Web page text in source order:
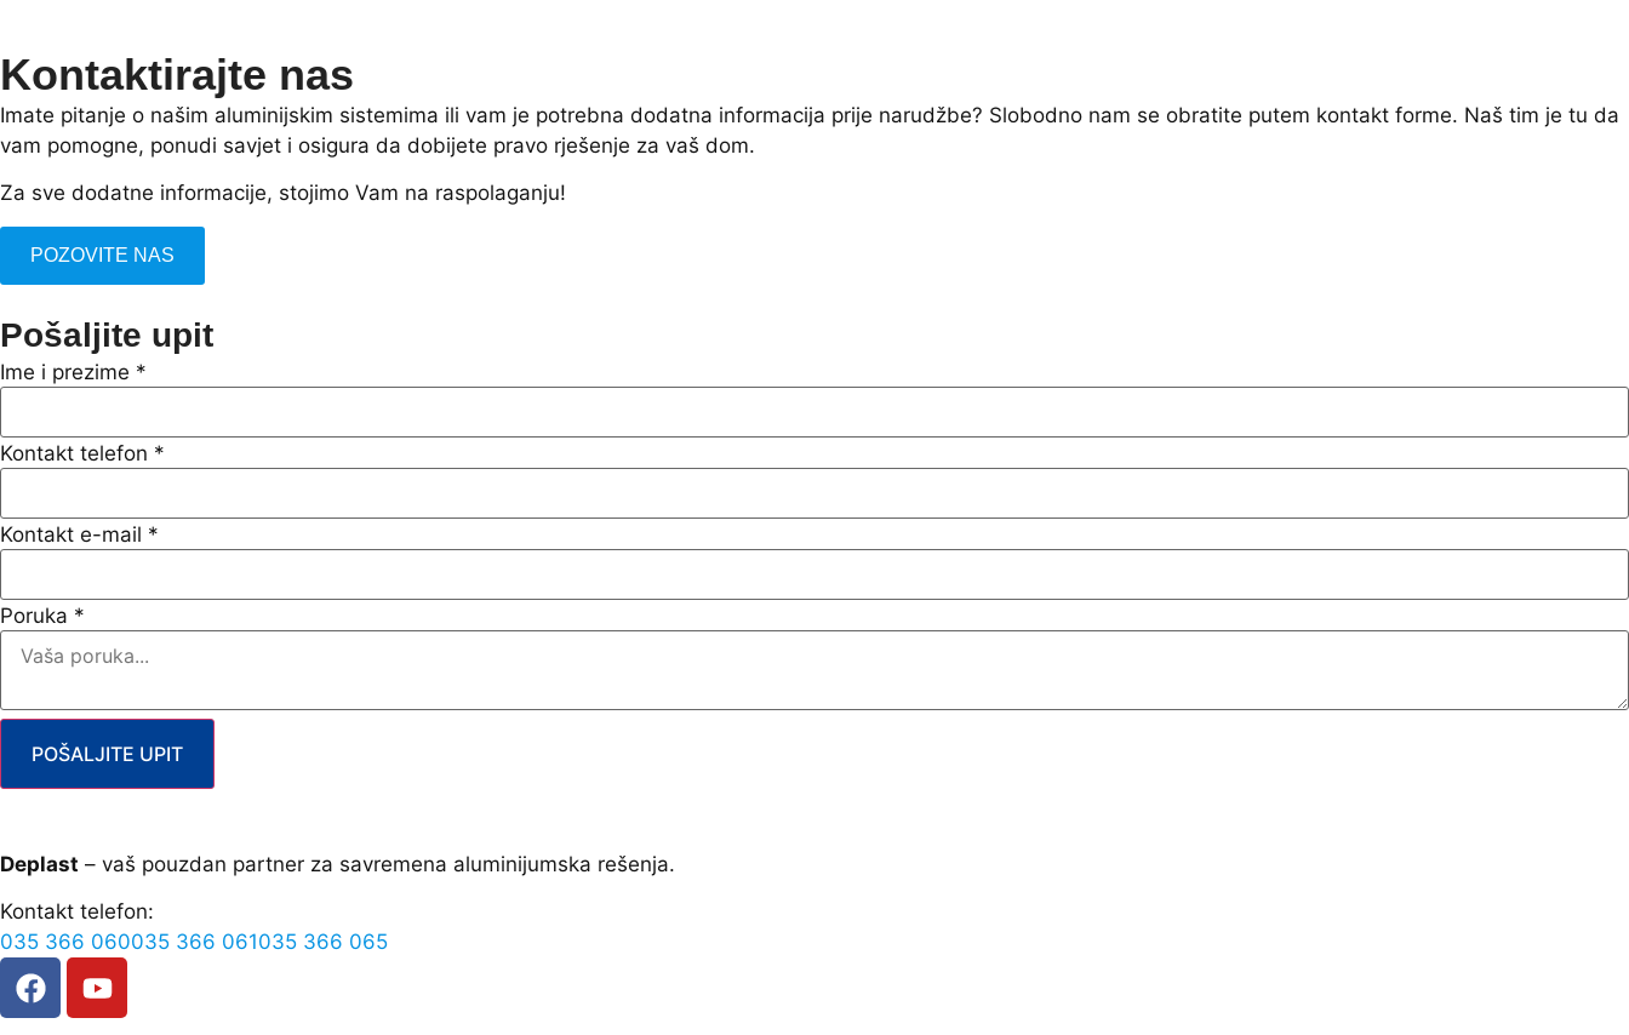
Kontaktirajte nas
Imate pitanje o našim aluminijskim sistemima ili vam je potrebna dodatna informacija prije narudžbe? Slobodno nam se obratite putem kontakt forme. Naš tim je tu da
vam pomogne, ponudi savjet i osigura da dobijete pravo rješenje za vaš dom.
Za sve dodatne informacije, stojimo Vam na raspolaganju!
POZOVITE NAS
Pošaljite upit
Ime i prezime *
Kontakt telefon *
Kontakt e-mail *
Poruka *
POŠALJITE UPIT
Deplast – vaš pouzdan partner za savremena aluminijumska rešenja.
Kontakt telefon:
035 366 060035 366 061035 366 065